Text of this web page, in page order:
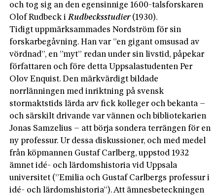
och tog sig an den egensinnige 1600-talsforskaren
Olof Rudbeck iRudbecksstudier(1930).
Tidigt uppmärksammades Nordström för sin
forskarbegåvning. Han var ”en gigant omsusad av
vördnad”, en ”myt” redan under sin livstid, påpekar
författaren och före detta Uppsalastudenten Per
Olov Enquist. Den märkvärdigt bildade
norrlänningen med inriktning på svensk
stormaktstids lärda arv fick kolleger och bekanta –
och särskilt drivande var vännen och bibliotekarien
Jonas Samzelius – att börja sondera terrängen för en
ny professur. Ur dessa diskussioner, och med medel
från köpmannen Gustaf Carlberg, uppstod 1932
ämnet idé- och lärdomshistoria vid Uppsala
universitet (”Emilia och Gustaf Carlbergs professur i
idé- och lärdomshistoria”). Att ämnesbeteckningen